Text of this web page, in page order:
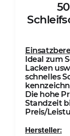
Ideal zum
Lacken
schnelles
Die hohe
Standzeit
Preis/
Hersteller: